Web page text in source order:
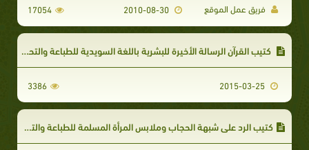
فريق عمل الموقع 17054
كتيب القرآن الرسالة الأخيرة للبشرية باللغة السويدية للطباعة والتحميل
3386
كتيب الرد على شبهة الحجاب وملابس المرأة المسلمة للطباعة والتحميل